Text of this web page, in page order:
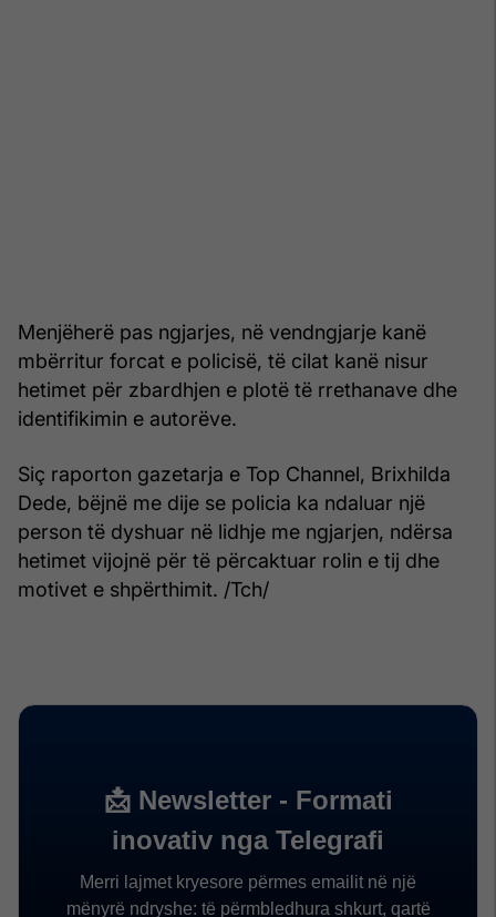
Menjëherë pas ngjarjes, në vendngjarje kanë
mbërritur forcat e policisë, të cilat kanë nisur
hetimet për zbardhjen e plotë të rrethanave dhe
identifikimin e autorëve.
Siç raporton gazetarja e Top Channel, Brixhilda
Dede, bëjnë me dije se policia ka ndaluar një
person të dyshuar në lidhje me ngjarjen, ndërsa
hetimet vijojnë për të përcaktuar rolin e tij dhe
motivet e shpërthimit. /Tch/